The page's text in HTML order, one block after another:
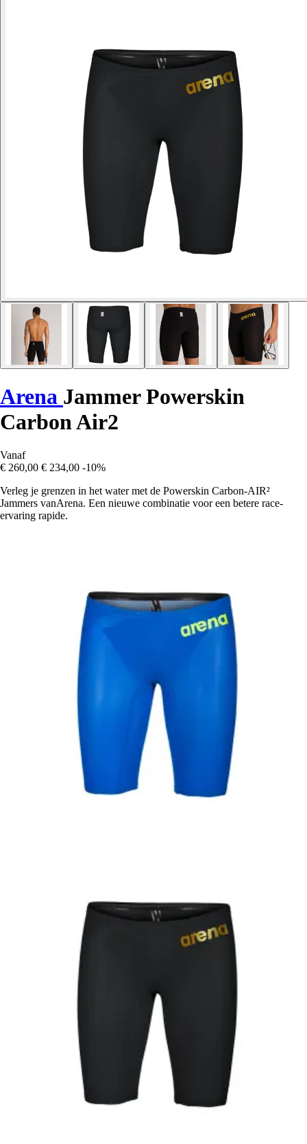
Arena Jammer Powerskin
Carbon Air2
Vanaf
€ 260,00 € 234,00 -10%
Verleg je grenzen in het water met de Powerskin Carbon-AIR²
Jammers vanArena. Een nieuwe combinatie voor een betere race-
ervaring rapide.